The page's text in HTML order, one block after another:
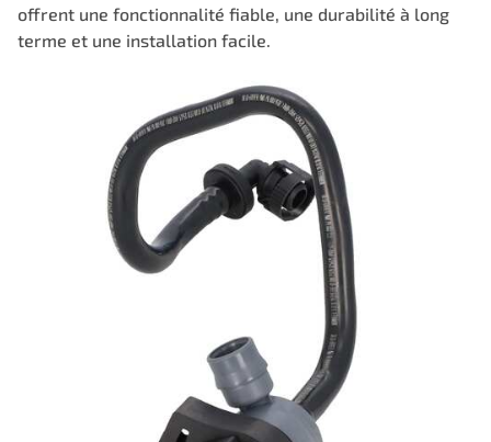
offrent une fonctionnalité fiable, une durabilité à long
terme et une installation facile.